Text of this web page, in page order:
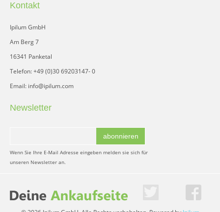
Kontakt
Ipilum GmbH
Am Berg 7
16341 Panketal
Telefon: +49 (0)30 69203147- 0
Email: info@ipilum.com
Newsletter
abonnieren
Wenn Sie Ihre E-Mail Adresse eingeben melden sie sich für
unseren Newsletter an.